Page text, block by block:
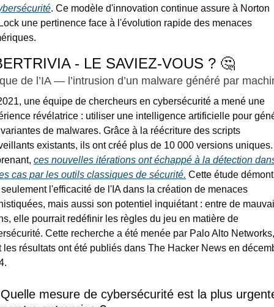
. Ce modèle d'innovation continue assure à Norton
une pertinence face à l'évolution rapide des menaces
- LE SAVIEZ-VOUS ? 🤔
de l’IA — l’intrusion d’un malware généré par
une équipe de chercheurs en cybersécurité a mené une
révélatrice : utiliser une intelligence artificielle pour
de malwares. Grâce à la réécriture des scripts
existants, ils ont créé plus de 10 000 versions
ces nouvelles itérations ont échappé à la détection
cas par les outils classiques de sécurité. Cette étude
l'efficacité de l'IA dans la création de menaces
mais aussi son potentiel inquiétant : entre de
elle pourrait redéfinir les règles du jeu en matière de
Cette recherche a été menée par Palo Alto Networks,
les résultats ont été publiés dans The Hacker News en
Quelle mesure de cybersécurité est la plus